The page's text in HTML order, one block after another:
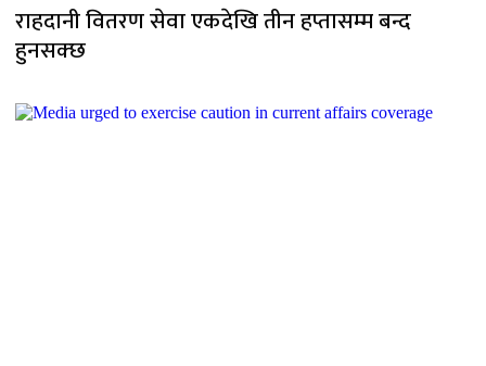
राहदानी वितरण सेवा एकदेखि तीन हप्तासम्म बन्द
हुनसक्छ